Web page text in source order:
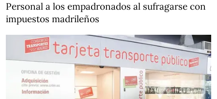
Personal a los empadronados al sufragarse con
impuestos madrileños